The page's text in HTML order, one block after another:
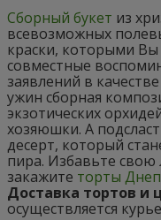
Сборный букет из
всевозможных
краски, которыми
совместные
заявлений в
ужин сборная
экзотических
хозяюшки. А
десерт, который
пира. Избавьте
закажите торты
Доставка тортов и
осуществляется